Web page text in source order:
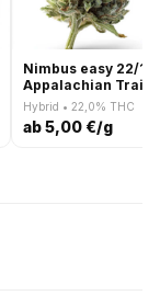
Nimbus easy 22/1
Appalachian Trail
Hybrid • 22,0% THC
ab 5,00 €/g